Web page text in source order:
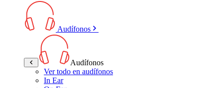
Audífonos
Audífonos
Ver todo en audífonos
In Ear